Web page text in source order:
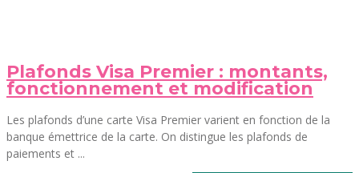
Plafonds Visa Premier : montants,
fonctionnement et modification
Les plafonds d’une carte Visa Premier varient en fonction de la
banque émettrice de la carte. On distingue les plafonds de
paiements et ...